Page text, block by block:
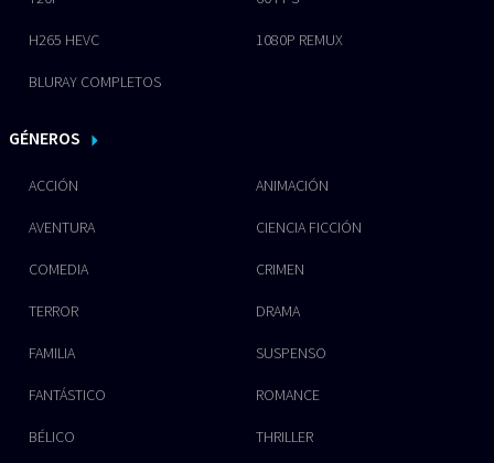
H265 HEVC 1080P REMUX
BLURAY COMPLETOS
GÉNEROS
ACCIÓN ANIMACIÓN
AVENTURA CIENCIA FICCIÓN
COMEDIA CRIMEN
TERROR DRAMA
FAMILIA SUSPENSO
FANTÁSTICO ROMANCE
BÉLICO THRILLER